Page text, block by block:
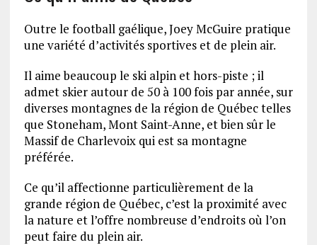
Outre le football gaélique, Joey McGuire pratique
une variété d’activités sportives et de plein air.
Il aime beaucoup le ski alpin et hors-piste ; il
admet skier autour de 50 à 100 fois par année, sur
diverses montagnes de la région de Québec telles
que Stoneham, Mont Saint-Anne, et bien sûr le
Massif de Charlevoix qui est sa montagne
préférée.
Ce qu’il affectionne particulièrement de la
grande région de Québec, c’est la proximité avec
la nature et l’offre nombreuse d’endroits où l’on
peut faire du plein air.